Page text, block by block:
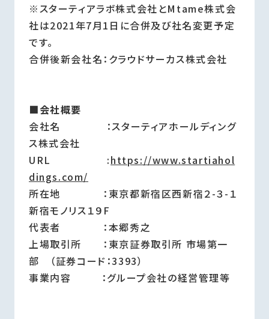
※スターティアラボ株式会社とMtame株式会
社は2021年7月1日に合併及び社名変更予定
です。
合併後新会社名：クラウドサーカス株式会社
■会社概要
会社名 ：スターティアホールディング
ス株式会社
URL :https://www.startiahol
dings.com/
所在地 ：東京都新宿区西新宿２-３-１
新宿モノリス１９F
代表者 ：本郷秀之
上場取引所 ：東京証券取引所 市場第一
部 （証券コード：3393）
事業内容 ：グループ会社の経営管理等